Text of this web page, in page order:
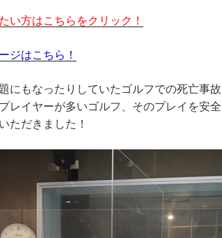
い方はこちらをクリック！
ジはこちら！
にもなったりしていたゴルフでの死亡事故
レイヤーが多いゴルフ、そのプレイを安
ただきました！